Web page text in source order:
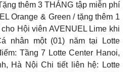
thêm 3 THÁNG tập miễn phí
Orange & Green / tặng thêm 1
Hội viên AVENUEL Lime khi
nhân một (01) năm tại Lotte
Tầng 7 Lotte Center Hanoi,
Hà Nội Chi tiết liên hệ: Lotte